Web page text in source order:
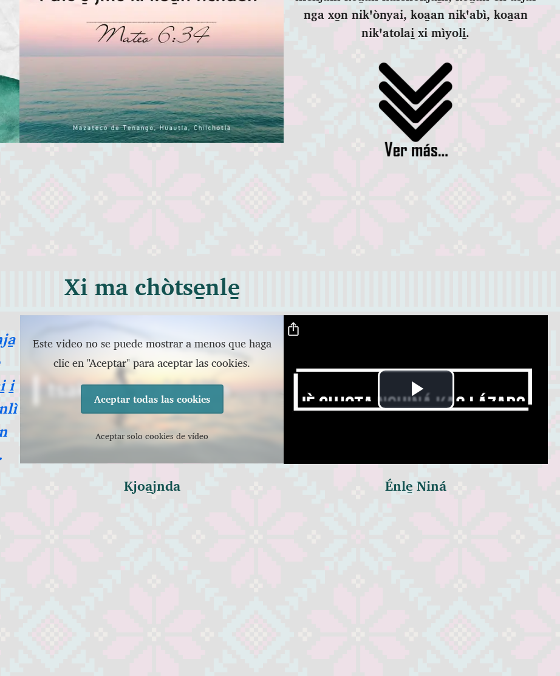
nga xo̱n nikꞌònyai, koa̱an nikꞌabì, koa̱an
nikꞌatolai̱ xi mìyoli̱.
Xi ma chòtse̱nle̱
i̱
Este video no se puede mostrar a menos que haga
clic en "Aceptar" para aceptar las cookies.
Aceptar todas las cookies
Aceptar solo cookies de vídeo
Kjoa̱jnda
Archivo de vídeo
Reproducir
Énle̱ Niná